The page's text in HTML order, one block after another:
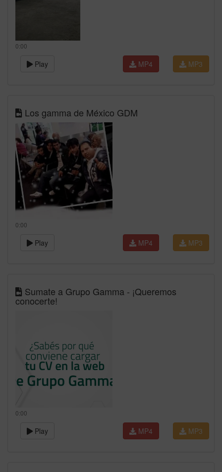
0:00
Play MP3
MP4
Los gamma de México GDM
0:00
Play MP3
MP4
Sumate a Grupo Gamma - ¡Queremos
conocerte!
0:00
Play MP3
MP4